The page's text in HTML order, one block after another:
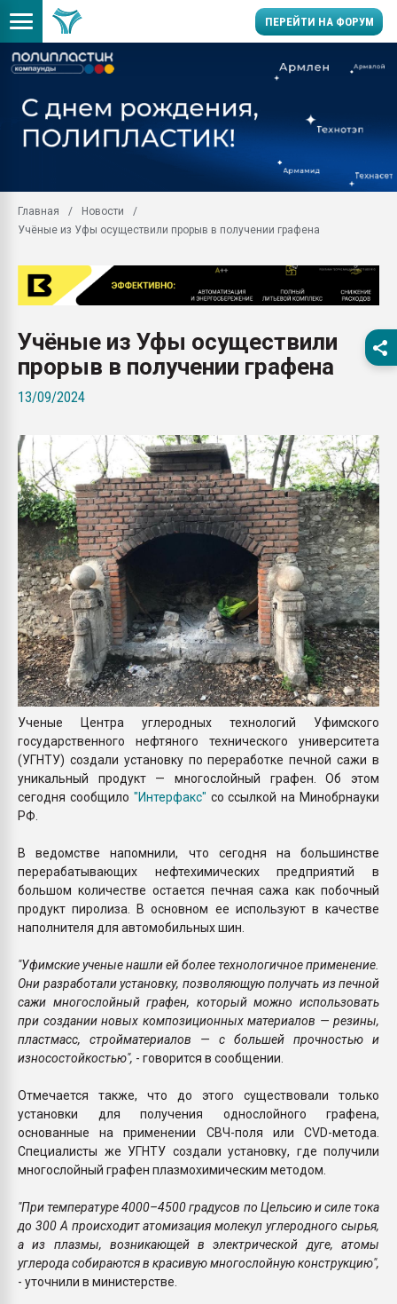
ПЕРЕЙТИ НА ФОРУМ
Вакуум-формовочные
28.07.2026
Всё, что касается
бутылок
Материал поверхности
вакуумного
Продам отходы
ПЕРЕЙТИ НА
Главная
Новости
Учёные из Уфы осуществили прорыв в получении графена
Учёные из Уфы осуществили
прорыв в получении графена
13/09/2024
Ученые Центра углеродных технологий Уфимского
государственного нефтяного технического университета
(УГНТУ) создали установку по переработке печной сажи в
уникальный продукт — многослойный графен. Об этом
сегодня сообщило "Интерфакс" со ссылкой на Минобрнауки
РФ.
В ведомстве напомнили, что сегодня на большинстве
перерабатывающих нефтехимических предприятий в
большом количестве остается печная сажа как побочный
продукт пиролиза. В основном ее используют в качестве
наполнителя для автомобильных шин.
"Уфимские ученые нашли ей более технологичное применение.
Они разработали установку, позволяющую получать из печной
сажи многослойный графен, который можно использовать
при создании новых композиционных материалов — резины,
пластмасс, стройматериалов — с большей прочностью и
износостойкостью", - говорится в сообщении.
Отмечается также, что до этого существовали только
установки для получения однослойного графена,
основанные на применении СВЧ-поля или CVD-метода.
Специалисты же УГНТУ создали установку, где получили
многослойный графен плазмохимическим методом.
"При температуре 4000–4500 градусов по Цельсию и силе тока
до 300 А происходит атомизация молекул углеродного сырья,
а из плазмы, возникающей в электрической дуге, атомы
углерода собираются в красивую многослойную конструкцию",
- уточнили в министерстве.